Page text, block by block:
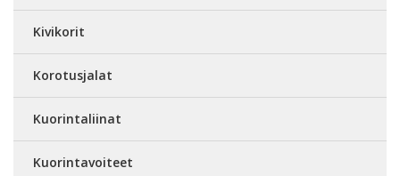
Kivikorit
Korotusjalat
Kuorintaliinat
Kuorintavoiteet